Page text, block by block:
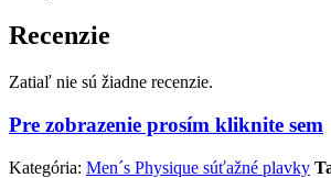
Recenzie
Zatiaľ nie sú žiadne recenzie.
Pre zobrazenie prosím kliknite sem
Kategória: Men´s Physique súťažné plavky